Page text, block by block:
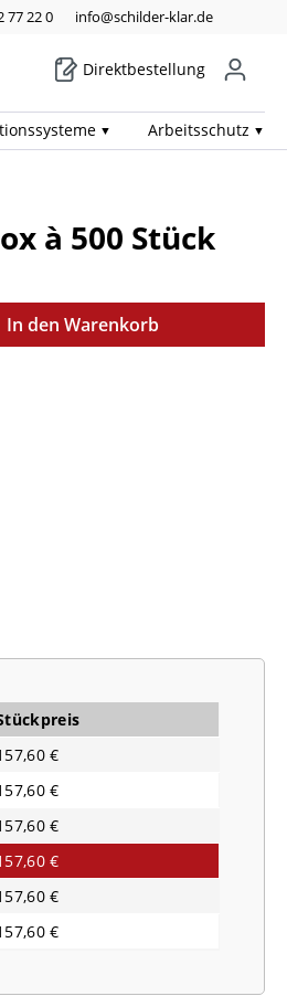
77 22 0 info@schilder-klar.de
Direktbestellung
Arbeits­schutz
à 500 Stück
In den Warenkorb
€
€
€
€
€
€